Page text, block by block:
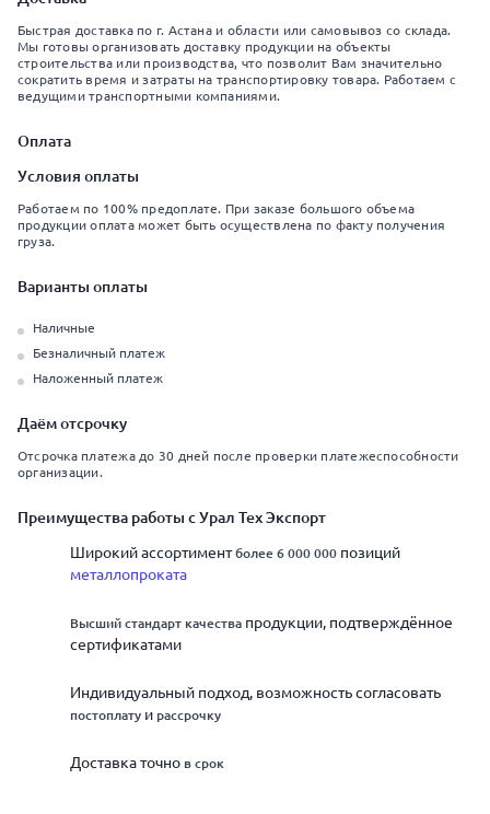
Быстрая доставка по г. Астана и области или самовывоз со склада.
Мы готовы организовать доставку продукции на объекты
строительства или производства, что позволит Вам значительно
сократить время и затраты на транспортировку товара. Работаем с
ведущими транспортными компаниями.
Оплата
Условия оплаты
Работаем по 100% предоплате. При заказе большого объема
продукции оплата может быть осуществлена по факту получения
груза.
Варианты оплаты
Наличные
Безналичный платеж
Наложенный платеж
Даём отсрочку
Отсрочка платежа до 30 дней после проверки платежеспособности
организации.
Преимущества работы с Урал Тех Экспорт
Широкий ассортиментболее 6 000 000 позиций
металлопроката
Высший стандарт качества продукции, подтверждённое
сертификатами
Индивидуальный подход, возможность согласовать
постоплату и рассрочку
Доставка точно в срок